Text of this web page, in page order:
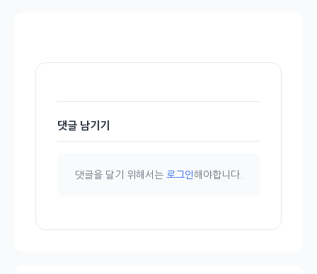
댓글 남기기
댓글을 달기 위해서는 로그인해야합니다.